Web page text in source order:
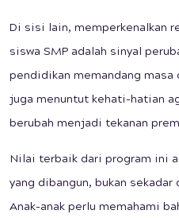
Di sisi lain, memperkenalkan
siswa SMP adalah sinyal
pendidikan memandang
juga menuntut kehati-hatian
berubah menjadi tekanan
Nilai terbaik dari program ini
yang dibangun, bukan
Anak-anak perlu memahami